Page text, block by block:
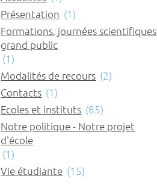
Présentation (1)
Formations, journées scientifiques
grand public
(1)
Modalités de recours (2)
Contacts (1)
Ecoles et instituts (85)
Notre politique - Notre projet
d'école
(1)
Vie étudiante (15)